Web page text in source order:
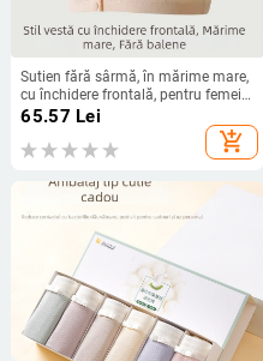
Sutien fără sârmă, în mărime mare,
cu închidere frontală, pentru femei
în vârstă și mijlocie, cu căptușeală
65.57 Lei
add_shopping_cart